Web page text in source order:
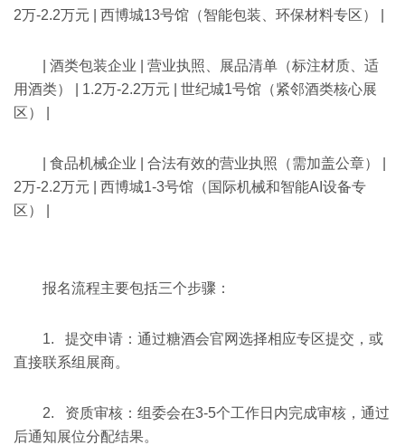
2万-2.2万元 | 西博城13号馆（智能包装、环保材料专区） |
| 酒类包装企业 | 营业执照、展品清单（标注材质、适
用酒类） | 1.2万-2.2万元 | 世纪城1号馆（紧邻酒类核心展
区） |
| 食品机械企业 | 合法有效的营业执照（需加盖公章） |
2万-2.2万元 | 西博城1-3号馆（国际机械和智能AI设备专
区） |
报名流程主要包括三个步骤：
1. 提交申请：通过糖酒会官网选择相应专区提交，或
直接联系组展商。
2. 资质审核：组委会在3-5个工作日内完成审核，通过
后通知展位分配结果。